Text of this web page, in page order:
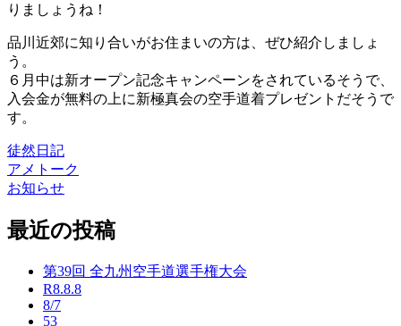
りましょうね！
品川近郊に知り合いがお住まいの方は、ぜひ紹介しましょ
う。
６月中は新オープン記念キャンペーンをされているそうで、
入会金が無料の上に新極真会の空手道着プレゼントだそうで
す。
徒然日記
投
稿
ナ
アメトーク
お知らせ
最近の投稿
第39回 全九州空手道選手権大会
R8.8.8
8/7
53